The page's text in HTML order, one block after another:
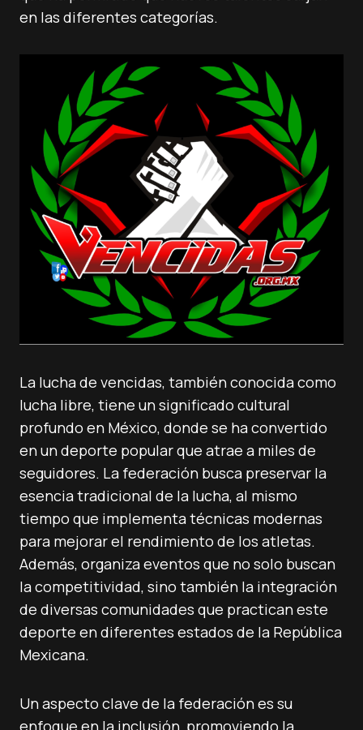
en las diferentes categorías.
La lucha de vencidas, también conocida como
lucha libre, tiene un significado cultural
profundo en México, donde se ha convertido
en un deporte popular que atrae a miles de
seguidores. La federación busca preservar la
esencia tradicional de la lucha, al mismo
tiempo que implementa técnicas modernas
para mejorar el rendimiento de los atletas.
Además, organiza eventos que no solo buscan
la competitividad, sino también la integración
de diversas comunidades que practican este
deporte en diferentes estados de la República
Mexicana.
Un aspecto clave de la federación es su
enfoque en la inclusión, promoviendo la